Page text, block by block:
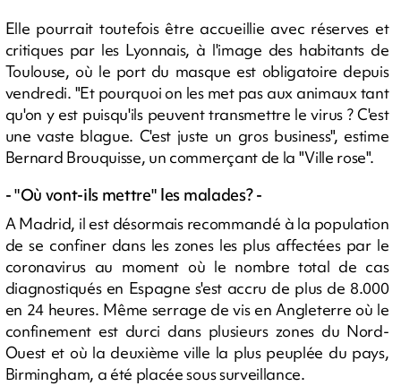
Elle pourrait toutefois être accueillie avec réserves et
critiques par les Lyonnais, à l'image des habitants de
Toulouse, où le port du masque est obligatoire depuis
vendredi. "Et pourquoi on les met pas aux animaux tant
qu'on y est puisqu'ils peuvent transmettre le virus ? C'est
une vaste blague. C'est juste un gros business", estime
Bernard Brouquisse, un commerçant de la "Ville rose".
- "Où vont-ils mettre" les malades? -
A Madrid, il est désormais recommandé à la population
de se confiner dans les zones les plus affectées par le
coronavirus au moment où le nombre total de cas
diagnostiqués en Espagne s'est accru de plus de 8.000
en 24 heures. Même serrage de vis en Angleterre où le
confinement est durci dans plusieurs zones du Nord-
Ouest et où la deuxième ville la plus peuplée du pays,
Birmingham, a été placée sous surveillance.